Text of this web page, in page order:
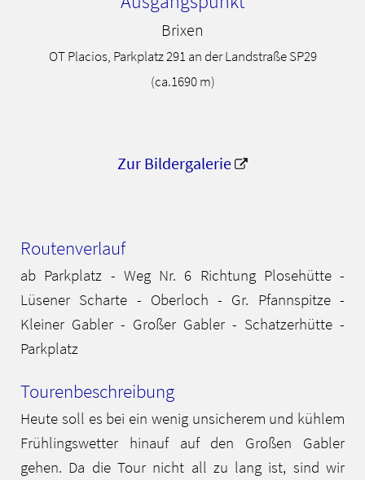
Brixen
OT Placios, Parkplatz 291 an der Landstraße SP29
(ca.1690 m)
Zur Bildergalerie
Routenverlauf
ab Parkplatz - Weg Nr. 6 Richtung Plosehütte -
Lüsener Scharte - Oberloch - Gr. Pfannspitze -
Kleiner Gabler - Großer Gabler - Schatzerhütte -
Parkplatz
Tourenbeschreibung
Heute soll es bei ein wenig unsicherem und kühlem
Frühlingswetter hinauf auf den Großen Gabler
gehen. Da die Tour nicht all zu lang ist, sind wir